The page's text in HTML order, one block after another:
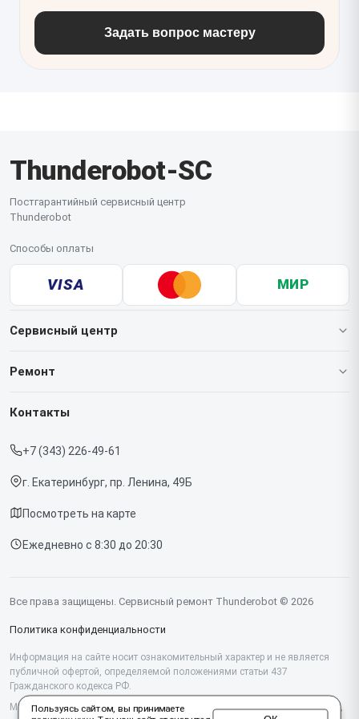
Задать вопрос мастеру
Thunderobot-SC
Постгарантийный сервисный центр
Thunderobot
Способы оплаты
VISA МИР
Сервисный центр
О нашем сервисе
Срочный ремонт
Доставка и способы оплаты
Диагностика
Контакты
Ремонт
Ноутбуков
Контакты
+7 (343) 226-49-61
г. Екатеринбург, пр. Ленина, 49Б
Посмотреть на карте
Ежедневно с 8:30 до 20:30
Все права защищены. Сервисный ремонт Thunderobot © 2026
Политика конфиденциальности
Информация на сайте носит ознакомительный характер и не является
публичной офертой, определяемой положениями статьи 437
Гражданского кодекса РФ.
Мы специализируемся на обслуживании и ремонте техники Thunderobot,
Пользуясь сайтом, вы принимаете